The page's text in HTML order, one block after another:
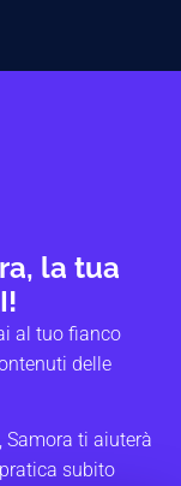
la tua
al tuo fianco
delle
Samora ti aiuterà
subito